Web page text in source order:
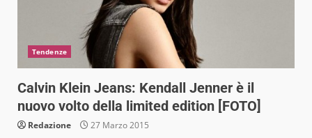
Tendenze
Calvin Klein Jeans: Kendall Jenner è il
nuovo volto della limited edition [FOTO]
Redazione 27 Marzo 2015